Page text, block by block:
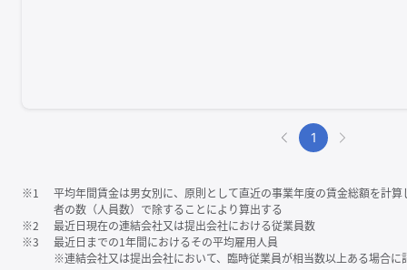
1
※1
平均年間賃金は男女別に、原則として直近の事業年度の賃金総額を計
者の数（人員数）で除することにより算出する
※2
最近日現在の連結会社又は提出会社における従業員数
※3
最近日までの1年間におけるその平均雇用人員
※連結会社又は提出会社において、臨時従業員が相当数以上ある場合に